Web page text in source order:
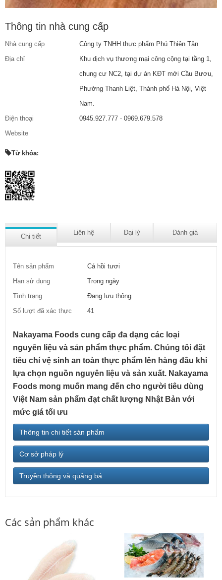
Thông tin nhà cung cấp
Nhà cung cấp
Công ty TNHH thực phẩm Phú Thiên Tân
Địa chỉ
Khu dịch vụ thương mại công cộng tại tầng 1,
chung cư NC2, tại dự án KĐT mới Cầu Bươu,
Phường Thanh Liệt, Thành phố Hà Nội, Việt
Nam.
Điện thoại
0945.927.777 - 0969.679.578
Website
Từ khóa:
Chi tiết
Liên hệ Đại lý Đánh giá
Tên sản phẩm
Cá hồi tươi
Hạn sử dụng
Trong ngày
Tình trạng
Đang lưu thông
Số lượt đã xác thực
41
Nakayama Foods cung cấp đa dạng các loại
nguyên liệu và sản phẩm thực phẩm. Chúng tôi đặt
tiêu chí vệ sinh an toàn thực phẩm lên hàng đầu khi
lựa chọn nguồn nguyên liệu và sản xuất. Nakayama
Foods mong muốn mang đến cho người tiêu dùng
Việt Nam sản phẩm đạt chất lượng Nhật Bản với
mức giá tối ưu
Thông tin chi tiết sản phẩm
Cơ sở pháp lý
Truyền thông và quảng bá
Các sản phẩm khác